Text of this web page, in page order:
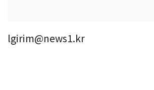
lgirim@news1.kr